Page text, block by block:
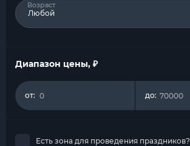
Возраст
Любой
Диапазон цены, ₽
от: до:
Есть зона для проведения праздников?